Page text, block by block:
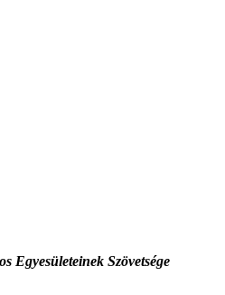
Egyesületeinek Szövetsége